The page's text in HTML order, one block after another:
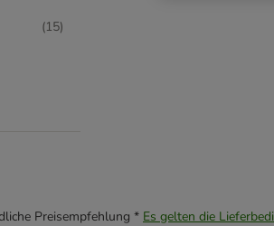
(15)
Preisempfehlung * Es gelten die